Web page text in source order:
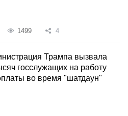
1499 4
Трампа вызвала
госслужащих на работу
во время "шатдаун"